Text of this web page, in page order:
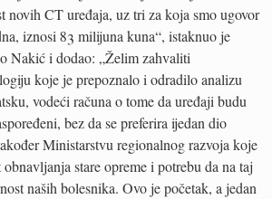
novih CT uređaja, uz tri za koja smo ugovor
iznosi 83 milijuna kuna“, istaknuo je
Nakić i dodao: „Želim zahvaliti
koje je prepoznalo i odradilo analizu
vodeći računa o tome da uređaji budu
bez da se preferira ijedan dio
Ministarstvu regionalnog razvoja koje
stare opreme i potrebu da na taj
naših bolesnika. Ovo je početak, a jedan